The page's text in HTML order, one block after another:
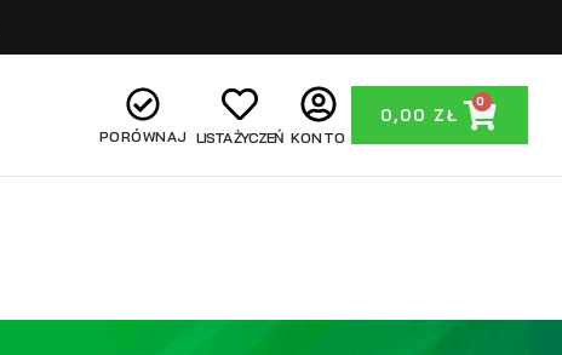
PORÓWNAJ LISTA ŻYCZEŃ KONTO
0,00 ZŁ
0